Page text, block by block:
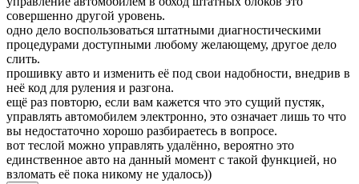
совершенно другой уровень.
одно дело воспользоваться штатными диагностическими
процедурами доступными любому желающему, другое дело
слить.
прошивку авто и изменить её под свои надобности, внедрив в
неё код для руления и разгона.
ещё раз повторю, если вам кажется что это сущий пустяк,
управлять автомобилем электронно, это означает лишь то что
вы недостаточно хорошо разбираетесь в вопросе.
вот теслой можно управлять удалённо, вероятно это
единственное авто на данный момент с такой функцией, но
взломать её пока никому не удалось))